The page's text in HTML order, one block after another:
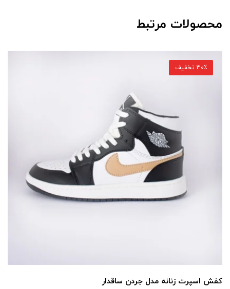
محصولات مرتبط
کفش اسپرت زنانه مدل جردن ساقدار
30٪ تخفیف